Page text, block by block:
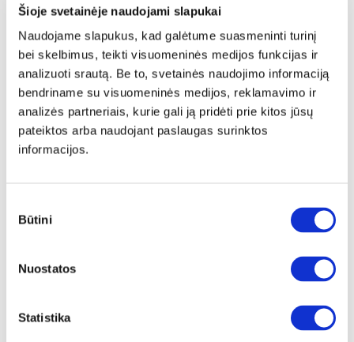
Šioje svetainėje naudojami slapukai
Naudojame slapukus, kad galėtume suasmeninti turinį
bei skelbimus, teikti visuomeninės medijos funkcijas ir
analizuoti srautą. Be to, svetainės naudojimo informaciją
bendriname su visuomeninės medijos, reklamavimo ir
analizės partneriais, kurie gali ją pridėti prie kitos jūsų
pateiktos arba naudojant paslaugas surinktos
informacijos.
pasirinkimas
Būtini
Nuostatos
Statistika
WASHCAB WCWM142-U71S vonios spintelė
Kaina:
104€